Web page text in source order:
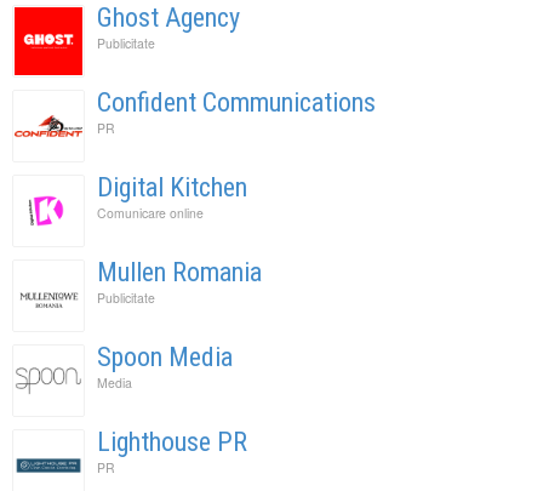
Ghost Agency
Publicitate
Confident Communications
PR
Digital Kitchen
Comunicare online
Mullen Romania
Publicitate
Spoon Media
Media
Lighthouse PR
PR